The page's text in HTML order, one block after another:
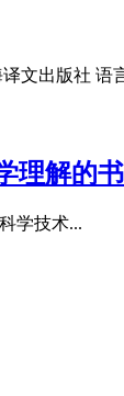
文出版社 语
解的
学技术...